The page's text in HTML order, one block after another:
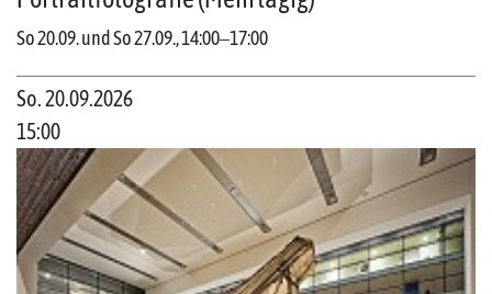
So 20.09. und So 27.09., 14:00‒17:00
So. 20.09.2026
15:00